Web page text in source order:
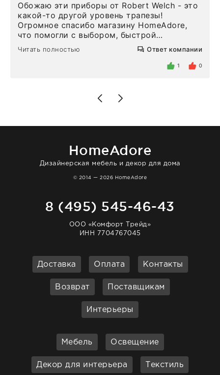
Обожаю эти приборы от Robert Welch - это
какой-то другой уровень трапезы!
Огромное спасибо магазину HomeAdore,
что помогли с выбором, быстрой
доставкой и высоким сервисом. Один раз
была здесь лично, забирала чайные ложки,
внутри очень много антикварной посуды,
Позже заказывала остальные приборы -
доставили сдэком на следующий день к
отвечает очень быстро. Взаимодействием
Читать полностью Ответ компании
1 0
HomeAdore
Дизайнерская мебель и декор для дома
© 2014 — 2026 HomeAdore
8 (495) 545-46-43
ООО «Комфорт Трейд»
ИНН 7704767045
Доставка Оплата Контакты
Возврат Поставщикам
Интерьеры
Мебель Освещение
Декор для интерьера Текстиль